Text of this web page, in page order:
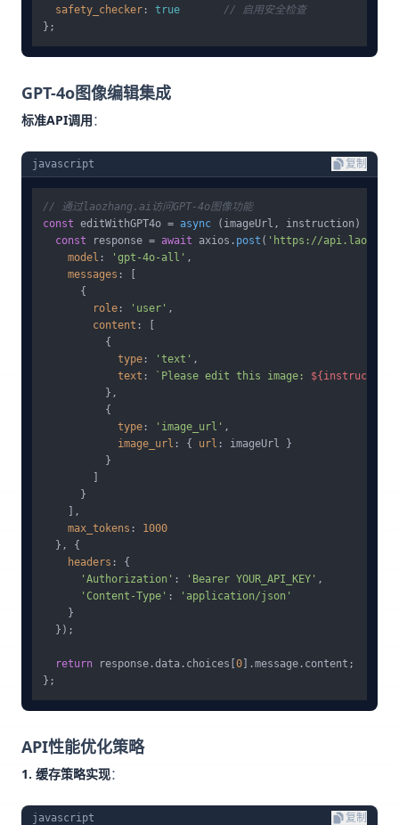
safety_checker : true
// 启用安全检查
GPT-4o图像编辑集成
标准API调用：
javascript 复制
// 通过laozhang.ai访问GPT-4o图像功能
const editWithGPT4o = async (imageUrl, instruction)
const response = await axios. post ( 'https://
model : 'gpt-4o-all' ,
messages : [
      {
role : 'user' ,
content : [
          {
type : 'text' ,
text : `Please edit this image: ${instruction}
          },
          {
type : 'image_url' ,
image_url : { url : imageUrl }
          }
        ]
      }
    ],
max_tokens : 1000
  }, {
headers : {
'Authorization' : 'Bearer YOUR_API_KEY' ,
'Content-Type' :
'application/json'
    }
  });
return response.data . choices [0].message . content ;
API性能优化策略
1. 缓存策略实现：
javascript 复制